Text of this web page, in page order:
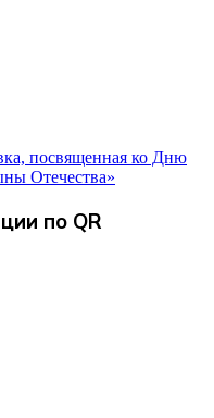
посвященная ко Дню
Отечества»
по QR